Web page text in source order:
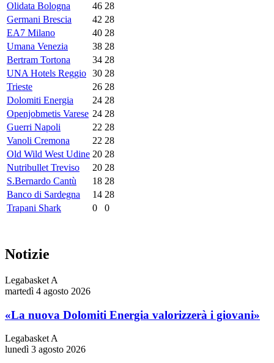
Olidata Bologna
46 28
Germani Brescia
42 28
EA7 Milano
40 28
Umana Venezia
38 28
Bertram Tortona
34 28
UNA Hotels Reggio 30 28
Trieste
26 28
Dolomiti Energia
24 28
Openjobmetis Varese 24 28
Guerri Napoli
22 28
Vanoli Cremona
22 28
Old Wild West Udine 20 28
Nutribullet Treviso
20 28
S.Bernardo Cantù
18 28
Banco di Sardegna
14 28
Trapani Shark
0 0
Notizie
Legabasket A
martedì 4 agosto 2026
«La nuova Dolomiti Energia valorizzerà i giovani»
Legabasket A
lunedì 3 agosto 2026